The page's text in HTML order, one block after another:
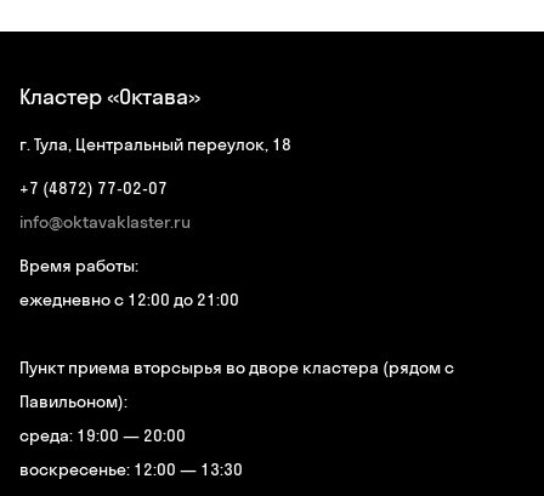
Кластер «Октава»
г. Тула, Центральный переулок, 18
+7 (4872) 77-02-07
info@oktavaklaster.ru
Время работы:
ежедневно с 12:00 до 21:00
Пункт приема вторсырья во дворе кластера (рядом с
Павильоном):
среда: 19:00 — 20:00
воскресенье: 12:00 — 13:30